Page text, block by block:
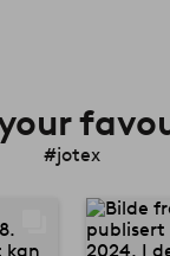
#jotex